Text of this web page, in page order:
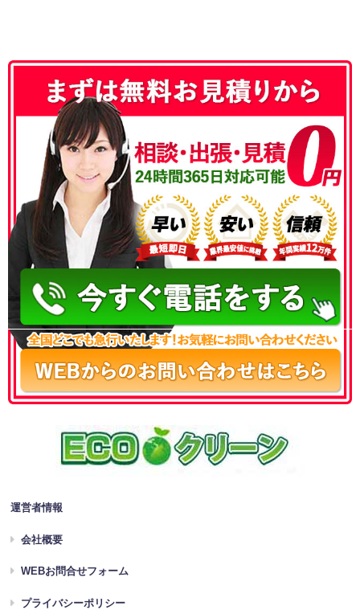
050-3186-4780
運営者情報
会社概要
WEBお問合せフォーム
プライバシーポリシー